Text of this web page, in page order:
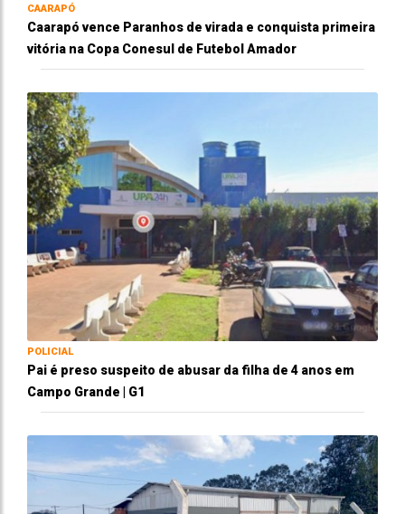
CAARAPÓ
Caarapó vence Paranhos de virada e conquista primeira
vitória na Copa Conesul de Futebol Amador
POLICIAL
Pai é preso suspeito de abusar da filha de 4 anos em
Campo Grande | G1